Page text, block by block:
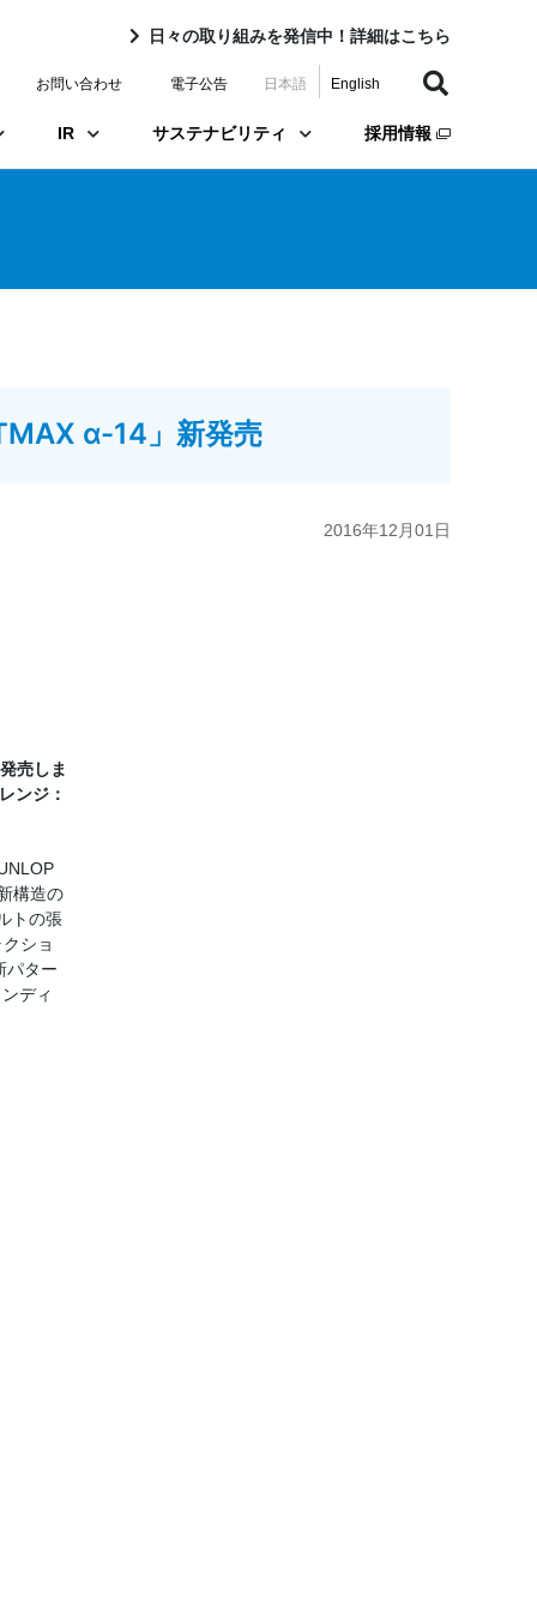
日々の取り組みを発信中！詳細はこちら
お問い合わせ 電子公告 日本語 English
IR サステナビリティ 採用情報
α-14」新発売
2016年12月01日
売しま
ンジ：
構造の
トの張
ショ
パター
ディ